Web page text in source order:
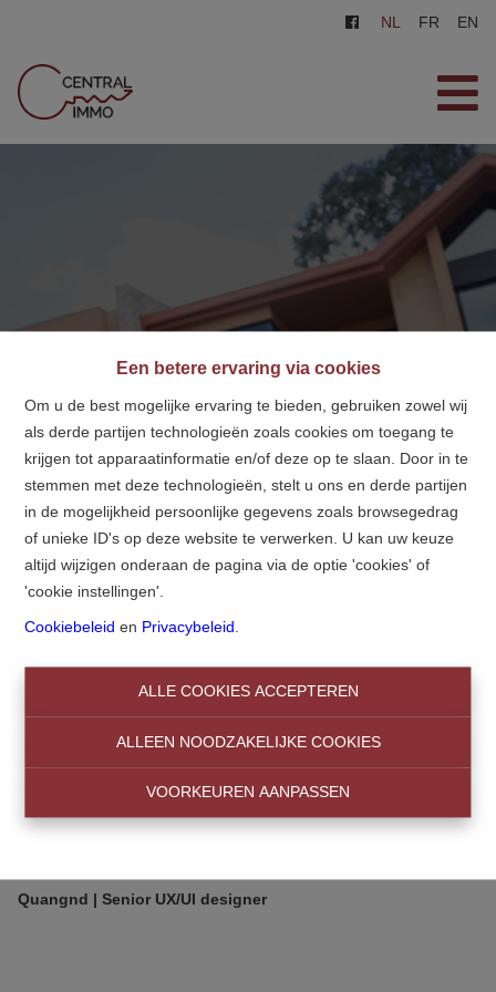
Een betere ervaring via cookies
Om u de best mogelijke ervaring te bieden, gebruiken zowel wij
als derde partijen technologieën zoals cookies om toegang te
krijgen tot apparaatinformatie en/of deze op te slaan. Door in te
stemmen met deze technologieën, stelt u ons en derde partijen
in de mogelijkheid persoonlijke gegevens zoals browsegedrag
of unieke ID's op deze website te verwerken. U kan uw keuze
altijd wijzigen onderaan de pagina via de optie 'cookies' of
'cookie instellingen'.
Cookiebeleid en Privacybeleid.
ALLE COOKIES ACCEPTEREN
ALLEEN NOODZAKELIJKE COOKIES
VOORKEUREN AANPASSEN
NL FR EN
ZOEKOPDRACHT
GRATIS SCHATTING
0487/569.569
NL FR EN
Lorem Ipsum
Home Testimonials
"Lorem Ipsum is simply dummy text of the printing and
typesetting industry. Lorem Ipsum has been the industry's
standard dummy text ever since the 1500s, when an unknown
printer took a galley of type and scrambled it to make a type
specimen book. It has survived not only five centuries, but also
the leap into electronic typesetting, remaining essentially
Quangnd | Senior UX/UI designer